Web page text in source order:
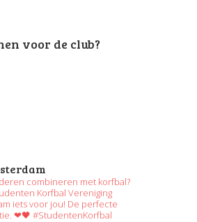
voor de club?
combineren met korfbal?
Korfbal Vereniging
iets voor jou! De perfecte
❤🖤 #StudentenKorfbal